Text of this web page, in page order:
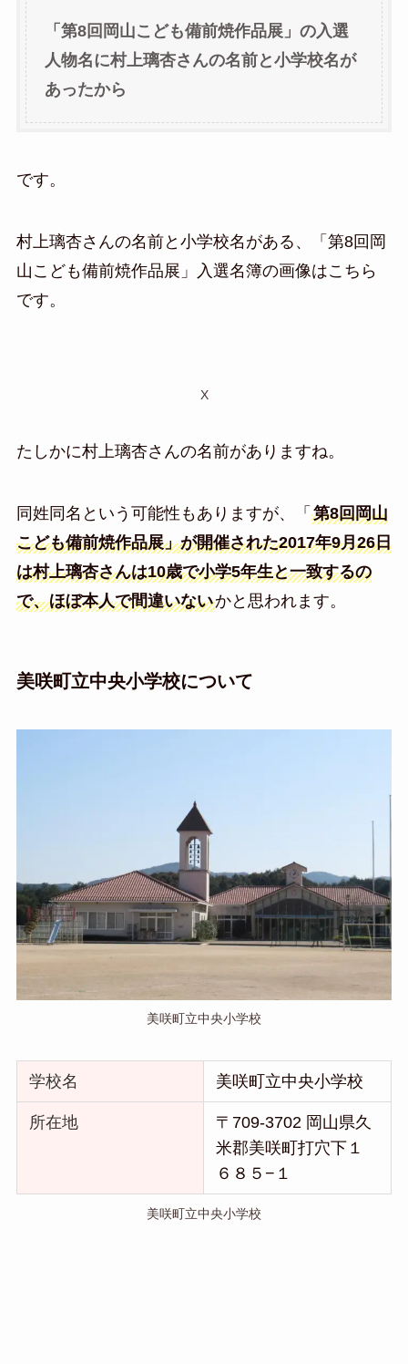
「第8回岡山こども備前焼作品展」の入選
人物名に村上璃杏さんの名前と小学校名が
あったから
です。
村上璃杏さんの名前と小学校名がある、「第8回岡
山こども備前焼作品展」入選名簿の画像はこちら
です。
X
たしかに村上璃杏さんの名前がありますね。
同姓同名という可能性もありますが、「 第8回岡山
こども備前焼作品展」が開催された2017年9月26日
は村上璃杏さんは10歳で小学5年生と一致するの
で、ほぼ本人で間違いないかと思われます。
美咲町立中央小学校について
美咲町立中央小学校
学校名 美咲町立中央小学校
所在地
〒709-3702 岡山県久
米郡美咲町打穴下１
６８５−１
美咲町立中央小学校